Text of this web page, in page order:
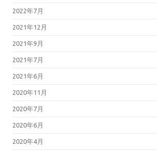
2022年7月
2021年12月
2021年9月
2021年7月
2021年6月
2020年11月
2020年7月
2020年6月
2020年4月